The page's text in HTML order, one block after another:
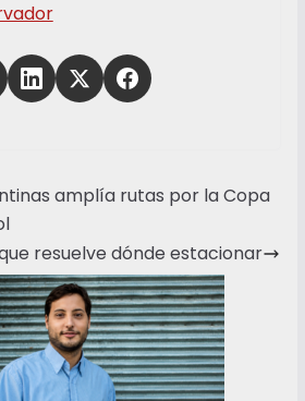
amplía rutas por la Copa
resuelve dónde estacionar